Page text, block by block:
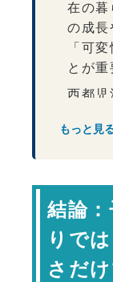
在の暮
の成長
「可
とが重
西都児
取りが
リビ
ケー
子育
もっと見
結論：
りで
さだ